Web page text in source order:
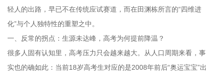
轻人的出路，早已不在传统应试赛道，而在田渊栋所言的“四维进
化”与个人独特性的重塑之中。
一、反常的拐点：生源未达峰，高考为何提前降温？
很多人固有认知里，高考压力只会越来越大。从人口周期来看，事
实也的确如此：当前18岁高考生对应的是2008年前后“奥运宝宝”出